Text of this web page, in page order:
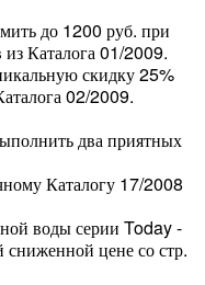
до 1200 руб. при
Каталога 01/2009.
скидку 25%
02/2009.
два приятных
Каталогу 17/2008
воды серии Today -
цене со стр.